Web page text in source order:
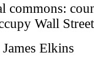
commons:
Wall
Elkins